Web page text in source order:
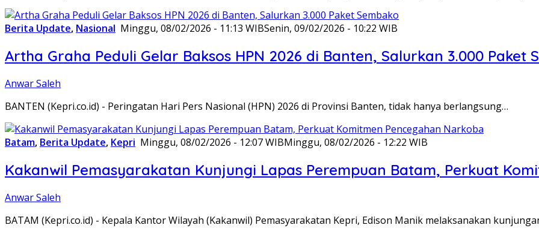
Berita Update, Nasional Minggu, 08/02/2026 - 11:13 WIBSenin, 09/02/2026 - 10:22 WIB
Artha Graha Peduli Gelar Baksos HPN 2026 di Banten, Salurkan 3.000 Paket
Anwar Saleh
BANTEN (Kepri.co.id) - Peringatan Hari Pers Nasional (HPN) 2026 di Provinsi Banten, tidak hanya berlangsung…
Batam, Berita Update, Kepri Minggu, 08/02/2026 - 12:07 WIBMinggu, 08/02/2026 - 12:22 WIB
Kakanwil Pemasyarakatan Kunjungi Lapas Perempuan Batam, Perkuat
Anwar Saleh
BATAM (Kepri.co.id) - Kepala Kantor Wilayah (Kakanwil) Pemasyarakatan Kepri, Edison Manik melaksanakan